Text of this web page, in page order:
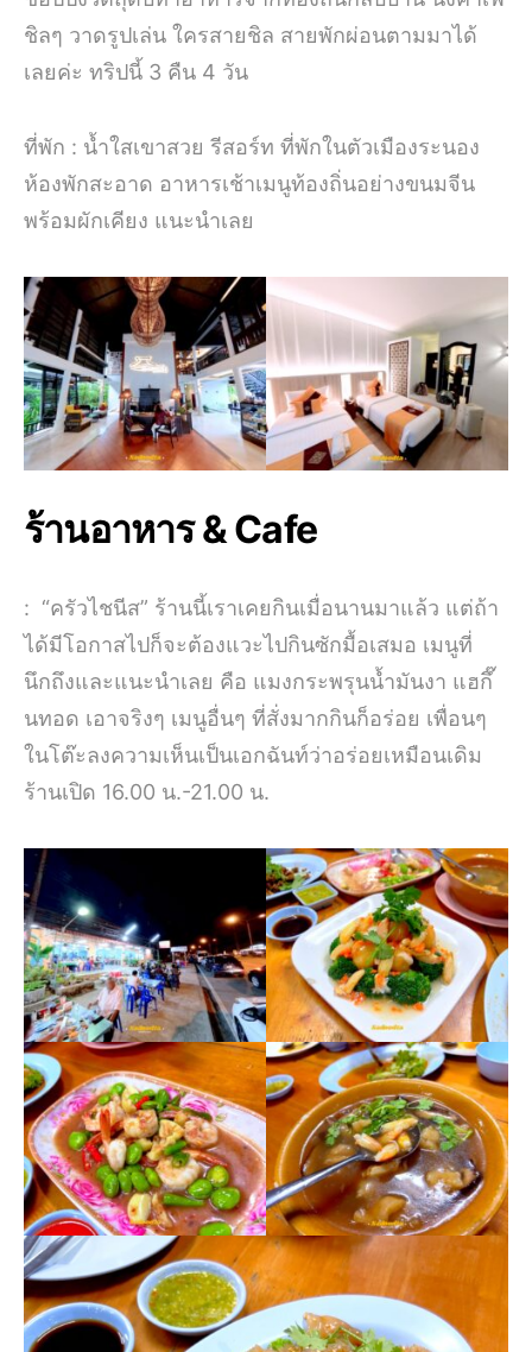
ชิลๆ วาดรูปเล่น ใครสายชิล สายพักผ่อนตามมาได้
เลยค่ะ ทริปนี้ 3 คืน 4 วัน
ที่พัก : น้ำใสเขาสวย รีสอร์ท ที่พักในตัวเมืองระนอง
ห้องพักสะอาด อาหารเช้าเมนูท้องถิ่นอย่างขนมจีน
พร้อมผักเคียง แนะนำเลย
ร้านอาหาร & Cafe
: “ครัวไชนีส” ร้านนี้เราเคยกินเมื่อนานมาแล้ว แต่ถ้า
ได้มีโอกาสไปก็จะต้องแวะไปกินซักมื้อเสมอ เมนูที่
นึกถึงและแนะนำเลย คือ แมงกระพรุนน้ำมันงา แฮกึ๊
นทอด เอาจริงๆ เมนูอื่นๆ ที่สั่งมากกินก็อร่อย เพื่อนๆ
ในโต๊ะลงความเห็นเป็นเอกฉันท์ว่าอร่อยเหมือนเดิม
ร้านเปิด 16.00 น.-21.00 น.